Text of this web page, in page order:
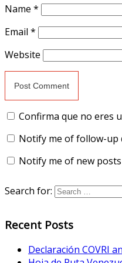
Name *
Email *
Website
Confirma que no eres
Notify me of follow-up
Notify me of new
Search for:
Recent Posts
Declaración COVRI